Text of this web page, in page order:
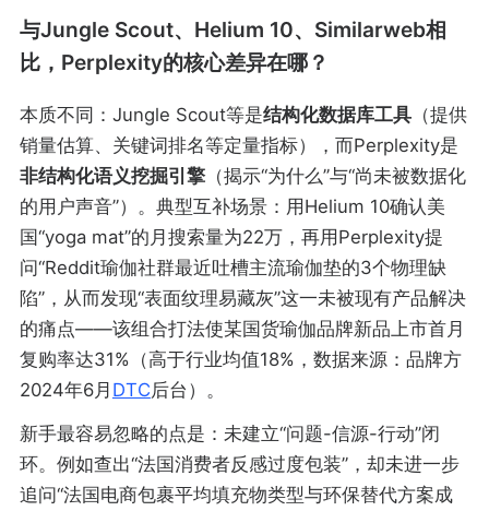
与Jungle Scout、Helium 10、Similarweb相
比，Perplexity的核心差异在哪？
本质不同：Jungle Scout等是结构化数据库工具（提供
销量估算、关键词排名等定量指标），而Perplexity是
非结构化语义挖掘引擎（揭示“为什么”与“尚未被数据化
的用户声音”）。典型互补场景：用Helium 10确认美
国“yoga mat”的月搜索量为22万，再用Perplexity提
问“Reddit瑜伽社群最近吐槽主流瑜伽垫的3个物理缺
陷”，从而发现“表面纹理易藏灰”这一未被现有产品解决
的痛点——该组合打法使某国货瑜伽品牌新品上市首月
复购率达31%（高于行业均值18%，数据来源：品牌方
2024年6月 DTC后台）。
新手最容易忽略的点是：未建立“问题-信源-行动”闭
环。例如查出“法国消费者反感过度包装”，却未进一步
追问“法国电商包裹平均填充物类型与环保替代方案成